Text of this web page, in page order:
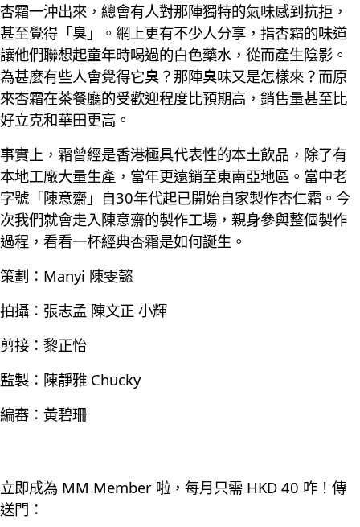
杏霜一沖出來，總會有人對那陣獨特的氣味感到抗拒，
甚至覺得「臭」。網上更有不少人分享，指杏霜的味道
讓他們聯想起童年時喝過的白色藥水，從而產生陰影。
為甚麼有些人會覺得它臭？那陣臭味又是怎樣來？而原
來杏霜在茶餐廳的受歡迎程度比預期高，銷售量甚至比
好立克和華田更高。
事實上，霜曾經是香港極具代表性的本土飲品，除了有
本地工廠大量生產，當年更遠銷至東南亞地區。當中老
字號「陳意齋」自30年代起已開始自家製作杏仁霜。今
次我們就會走入陳意齋的製作工場，親身參與整個製作
過程，看看一杯經典杏霜是如何誕生。
策劃：Manyi 陳雯懿
拍攝：張志孟 陳文正 小輝
剪接：黎正怡
監製：陳靜雅 Chucky
編審：黃碧珊
立即成為 MM Member 啦，每月只需 HKD 40 咋！傳
送門：